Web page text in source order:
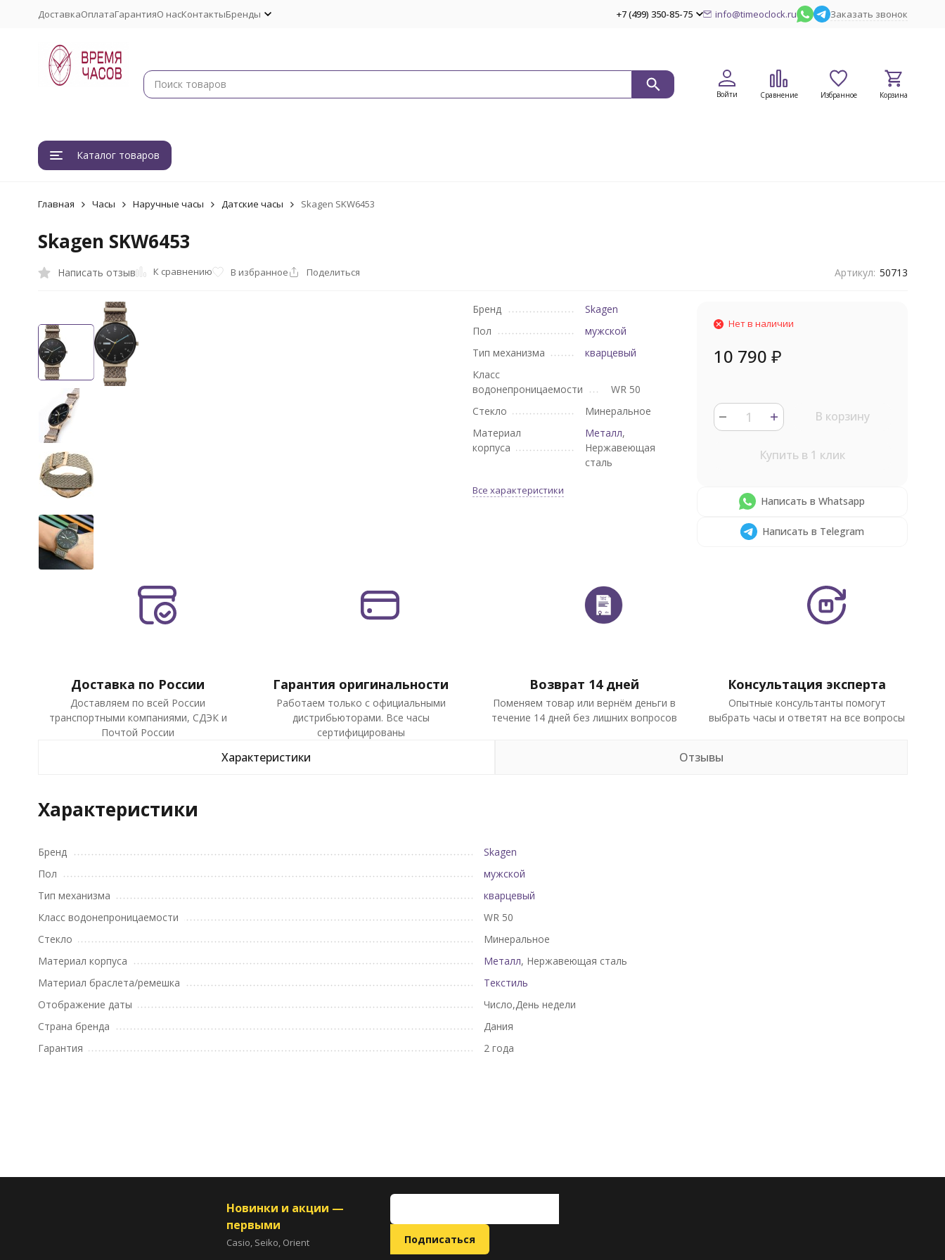
ДоставкаОплатаГарантияО насКонтактыБренды +7 (499) 350-85-75 info@timeoclock.ru Заказать звонок
Войти Сравнение Избранное Корзина
Каталог товаров
Главная Часы Наручные часы Датские часы Skagen SKW6453
Skagen SKW6453
Написать отзыв К сравнению В избранное Поделиться Артикул: 50713
Бренд
Skagen
Пол
мужской
Тип механизма
кварцевый
Класс
водонепроницаемости
WR 50
Стекло
Минеральное
Материал
корпуса
Металл,
Нержавеющая
сталь
Все характеристики
Нет в наличии
10 790 ₽
В корзину
Купить в 1 клик
Написать в Whatsapp
Написать в Telegram
Доставка по России
Доставляем по всей России
транспортными компаниями, СДЭК и
Почтой России
Гарантия оригинальности
Работаем только с официальными
дистрибьюторами. Все часы
сертифицированы
Возврат 14 дней
Поменяем товар или вернём деньги в
течение 14 дней без лишних вопросов
Консультация эксперта
Опытные консультанты помогут
выбрать часы и ответят на все вопросы
Характеристики Отзывы
Характеристики
Бренд
Skagen
Пол
мужской
Тип механизма
кварцевый
Класс водонепроницаемости
WR 50
Стекло
Минеральное
Материал корпуса
Металл, Нержавеющая сталь
Материал браслета/ремешка
Текстиль
Отображение даты
Число,День недели
Страна бренда
Дания
Гарантия
2 года
Новинки и акции —
первыми
Casio, Seiko, Orient